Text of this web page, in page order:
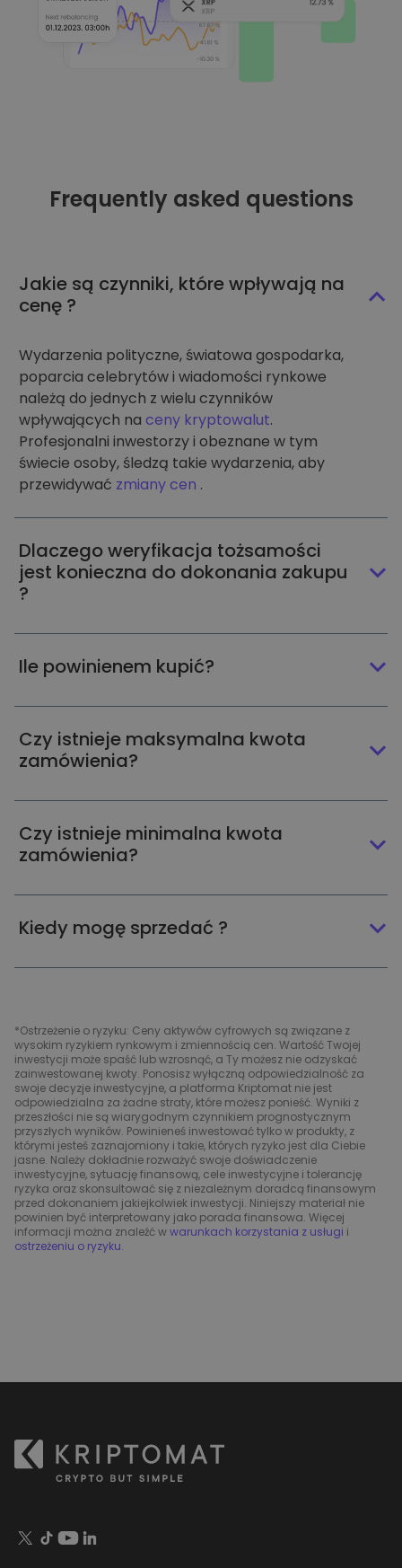
Frequently asked questions
Jakie są czynniki, które wpływają na
cenę ?
Wydarzenia polityczne, światowa gospodarka,
poparcia celebrytów i wiadomości rynkowe
należą do jednych z wielu czynników
wpływających na ceny kryptowalut.
Profesjonalni inwestorzy i obeznane w tym
świecie osoby, śledzą takie wydarzenia, aby
przewidywać zmiany cen .
Dlaczego weryfikacja tożsamości
jest konieczna do dokonania zakupu
?
Ile powinienem kupić?
Czy istnieje maksymalna kwota
zamówienia?
Czy istnieje minimalna kwota
zamówienia?
Kiedy mogę sprzedać ?
*Ostrzeżenie o ryzyku: Ceny aktywów cyfrowych są związane z
wysokim ryzykiem rynkowym i zmiennością cen. Wartość Twojej
inwestycji może spaść lub wzrosnąć, a Ty możesz nie odzyskać
zainwestowanej kwoty. Ponosisz wyłączną odpowiedzialność za
swoje decyzje inwestycyjne, a platforma Kriptomat nie jest
odpowiedzialna za żadne straty, które możesz ponieść. Wyniki z
przeszłości nie są wiarygodnym czynnikiem prognostycznym
przyszłych wyników. Powinieneś inwestować tylko w produkty, z
którymi jesteś zaznajomiony i takie, których ryzyko jest dla Ciebie
jasne. Należy dokładnie rozważyć swoje doświadczenie
inwestycyjne, sytuację finansową, cele inwestycyjne i tolerancję
ryzyka oraz skonsultować się z niezależnym doradcą finansowym
przed dokonaniem jakiejkolwiek inwestycji. Niniejszy materiał nie
powinien być interpretowany jako porada finansowa. Więcej
informacji można znaleźć wwarunkach korzystania z usługi i
ostrzeżeniu o ryzyku.